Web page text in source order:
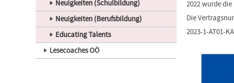
Neuigkeiten (Schulbildung)
Neuigkeiten (Berufsbildung)
Educating Talents
Lesecoaches OÖ
2022 wurde
Die
2023-1-AT01-